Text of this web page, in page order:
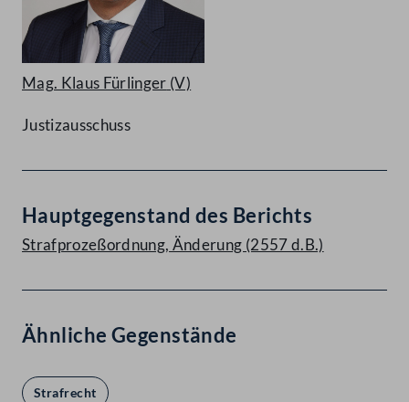
Mag. Klaus Fürlinger (V)
Justizausschuss
Hauptgegenstand des Berichts
Strafprozeßordnung, Änderung (2557 d.B.)
Ähnliche Gegenstände
Strafrecht